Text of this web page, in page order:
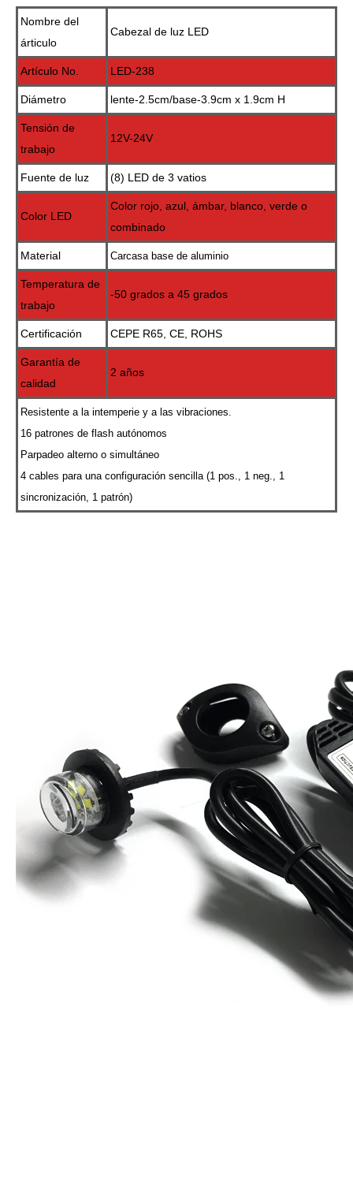
Nombre del
árticulo
Cabezal de luz LED
Artículo No. LED-238
Diámetro lente-2.5cm/base-3.9cm x 1.9cm H
Tensión de
trabajo
12V-24V
Fuente de luz (8) LED de 3 vatios
Color LED
Color rojo, azul, ámbar, blanco, verde o
combinado
Material Carcasa base de aluminio
Temperatura de
trabajo
-50 grados a 45 grados
Certificación CEPE R65, CE, ROHS
Garantía de
calidad
2 años
Resistente a la intemperie y a las vibraciones.
16 patrones de flash autónomos
Parpadeo alterno o simultáneo
4 cables para una configuración sencilla (1 pos., 1 neg., 1
sincronización, 1 patrón)